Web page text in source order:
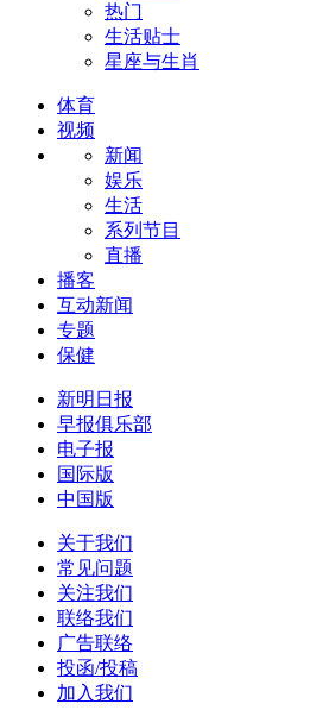
热门
生活贴士
星座与生肖
体育
视频
新闻
娱乐
生活
系列节目
直播
播客
互动新闻
专题
保健
新明日报
早报俱乐部
电子报
国际版
中国版
关于我们
常见问题
关注我们
联络我们
广告联络
投函/投稿
加入我们